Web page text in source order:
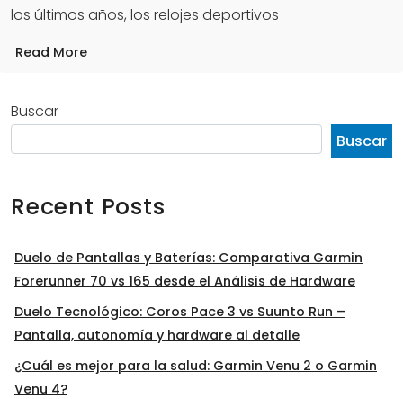
los últimos años, los relojes deportivos
Read More
Buscar
Buscar
Recent Posts
Duelo de Pantallas y Baterías: Comparativa Garmin
Forerunner 70 vs 165 desde el Análisis de Hardware
Duelo Tecnológico: Coros Pace 3 vs Suunto Run –
Pantalla, autonomía y hardware al detalle
¿Cuál es mejor para la salud: Garmin Venu 2 o Garmin
Venu 4?